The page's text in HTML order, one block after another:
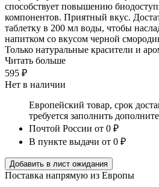
способствует повышению
компонентов. Приятный вкус.
таблетку в 200 мл воды, чтобы
напитком со вкусом черной
Только натуральные красители и
Читать больше
595 ₽
Нет в наличии
Европейский товар, срок
требуется заполнить
Почтой России от 0 ₽
В пункте выдачи от 0 ₽
Добавить в лист ожидания
Поставка напрямую из Европы